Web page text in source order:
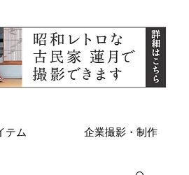
テム 企業撮影・制作